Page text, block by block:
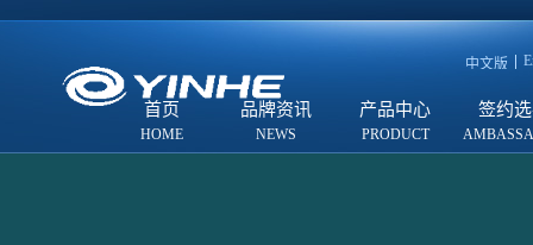
中文版
首页 品牌资讯 产品中心 签约